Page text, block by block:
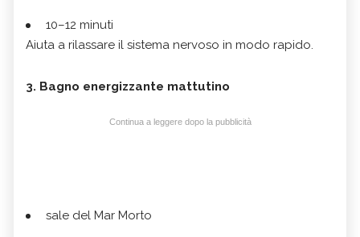
10–12 minuti
Aiuta a rilassare il sistema nervoso in modo rapido.
3. Bagno energizzante mattutino
Continua a leggere dopo la pubblicità
sale del Mar Morto